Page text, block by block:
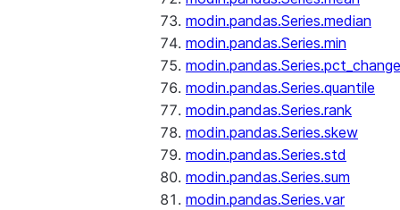
modin.pandas.Series.median
modin.pandas.Series.min
modin.pandas.Series.pct_change
modin.pandas.Series.quantile
modin.pandas.Series.rank
modin.pandas.Series.skew
modin.pandas.Series.std
modin.pandas.Series.sum
modin.pandas.Series.var